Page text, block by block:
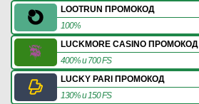
LOOTRUN ПРОМОКОД
100%
LUCKMORE CASINO ПРОМОКОД
400% и 700 FS
LUCKY PARI ПРОМОКОД
130% и 150 FS